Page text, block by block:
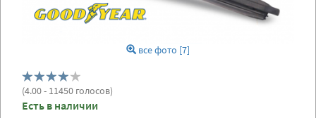
все фото [7]
(4.00- 11450 голосов)
Есть в наличии